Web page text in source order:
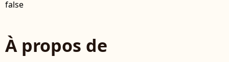
false
À propos de